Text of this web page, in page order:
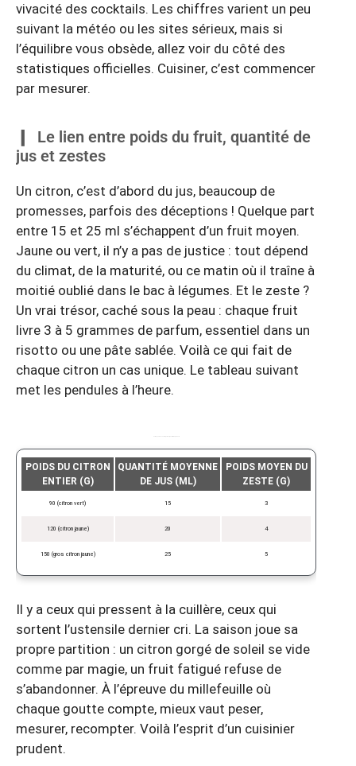
vivacité des cocktails. Les chiffres varient un peu
suivant la météo ou les sites sérieux, mais si
l’équilibre vous obsède, allez voir du côté des
statistiques officielles. Cuisiner, c’est commencer
par mesurer.
Le lien entre poids du fruit, quantité de
jus et zestes
Un citron, c’est d’abord du jus, beaucoup de
promesses, parfois des déceptions ! Quelque part
entre 15 et 25 ml s’échappent d’un fruit moyen.
Jaune ou vert, il n’y a pas de justice : tout dépend
du climat, de la maturité, ou ce matin où il traîne à
moitié oublié dans le bac à légumes. Et le zeste ?
Un vrai trésor, caché sous la peau : chaque fruit
livre 3 à 5 grammes de parfum, essentiel dans un
risotto ou une pâte sablée. Voilà ce qui fait de
chaque citron un cas unique. Le tableau suivant
met les pendules à l’heure.
POIDS DU CITRON
ENTIER (G)
QUANTITÉ MOYENNE
DE JUS (ML)
POIDS MOYEN DU
ZESTE (G)
90 (citron vert) 15 3
120 (citron jaune) 20 4
150 (gros citron jaune) 25 5
Il y a ceux qui pressent à la cuillère, ceux qui
sortent l’ustensile dernier cri. La saison joue sa
propre partition : un citron gorgé de soleil se vide
comme par magie, un fruit fatigué refuse de
s’abandonner. À l’épreuve du millefeuille où
chaque goutte compte, mieux vaut peser,
mesurer, recompter. Voilà l’esprit d’un cuisinier
prudent.